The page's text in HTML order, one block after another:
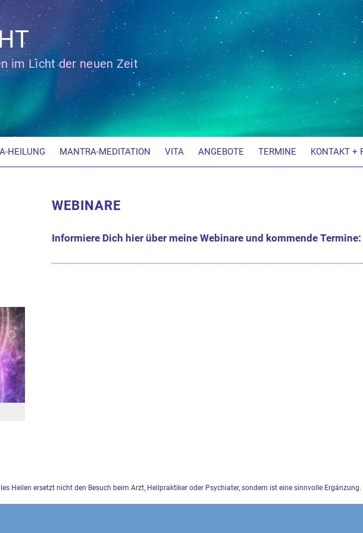
im Licht der neuen Zeit
HEILUNG MANTRA-MEDITATION VITA ANGEBOTE TERMINE KONTAKT +
WEBINARE
Informiere Dich hier über meine Webinare und kommende Termine:
Heilen ersetzt nicht den Besuch beim Arzt, Heilpraktiker oder Psychiater, sondern ist eine sinnvolle Ergänzung.